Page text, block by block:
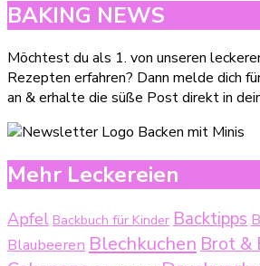
BAKING NEWS
Möchtest du als 1. von unseren
Rezepten erfahren? Dann melde dich
an & erhalte die süße Post direkt in
Mehr Leckereien
Apfel Backbuch für Kinder Backtipps
Blaubeeren Blechkuchen Brot &